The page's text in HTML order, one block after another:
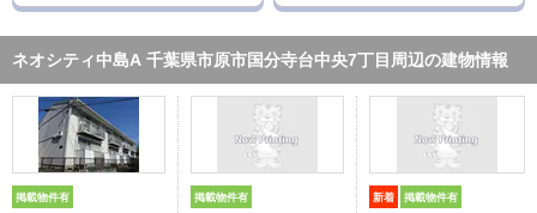
ネオシティ中島A 千葉県市原市国分寺台中央7丁目周辺の建物情報
掲載物件有 掲載物件有 新着 掲載物件有